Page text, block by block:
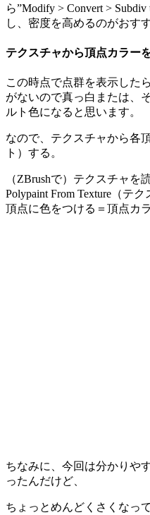
ら”Modify > Convert >
し、密度を高めるのがおすす
テクスチャから頂点カラー
この時点で点群を表示した
がないので真っ白または、
ルト色になると思います。
なので、テクスチャから各
ト）する。
（ZBrushで）テクスチャを
Polypaint From Texture（テ
頂点に色をつける＝頂点カラ
ちなみに、今回は分かりや
ったんだけど、
ちょっとめんどくさくなっ